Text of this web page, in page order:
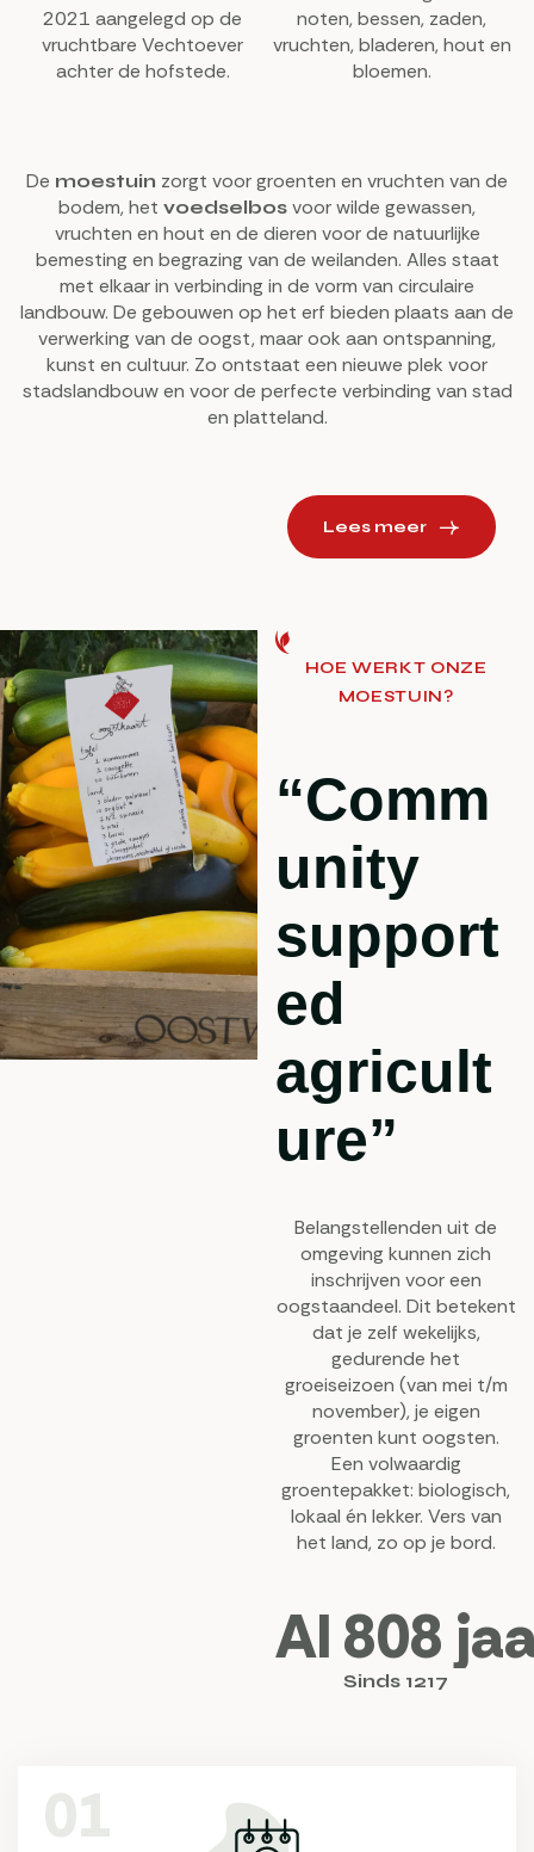
2021 aangelegd op de
vruchtbare Vechtoever
achter de hofstede.
noten, bessen, zaden,
vruchten, bladeren, hout en
bloemen.
De moestuin zorgt voor groenten en vruchten van de
bodem, het voedselbos voor wilde gewassen,
vruchten en hout en de dieren voor de natuurlijke
bemesting en begrazing van de weilanden. Alles staat
met elkaar in verbinding in de vorm van circulaire
landbouw. De gebouwen op het erf bieden plaats aan de
verwerking van de oogst, maar ook aan ontspanning,
kunst en cultuur. Zo ontstaat een nieuwe plek voor
stadslandbouw en voor de perfecte verbinding van stad
en platteland.
Lees meer
HOE WERKT ONZE
MOESTUIN?
“Comm
unity
support
ed
agricult
ure”
Belangstellenden uit de
omgeving kunnen zich
inschrijven voor een
oogstaandeel. Dit betekent
dat je zelf wekelijks,
gedurende het
groeiseizoen (van mei t/m
november), je eigen
groenten kunt oogsten.
Een volwaardig
groentepakket: biologisch,
lokaal én lekker. Vers van
het land, zo op je bord.
Al808
Sinds 1217
01